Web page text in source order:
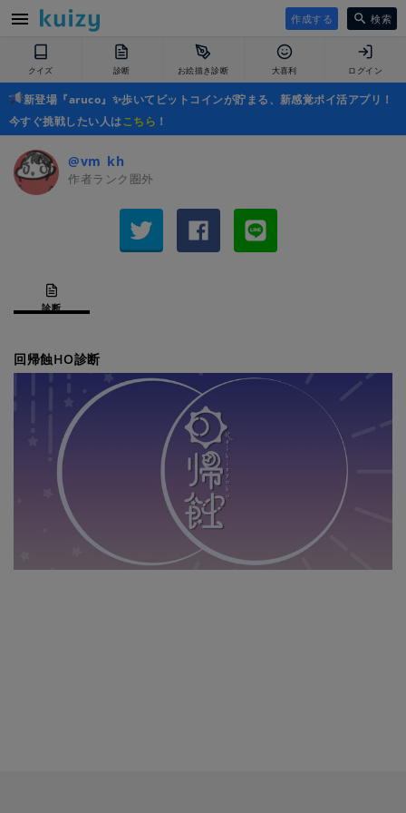
作成する 検索
クイズ 診断 お絵描き診断 大喜利 ログイン
新登場『aruco』✨歩いてビットコインが貯まる、新感覚ポイ活アプリ！
今すぐ挑戦したい人はこちら ！
@vm_kh
作者ランク圏外
診断
回帰蝕HO診断